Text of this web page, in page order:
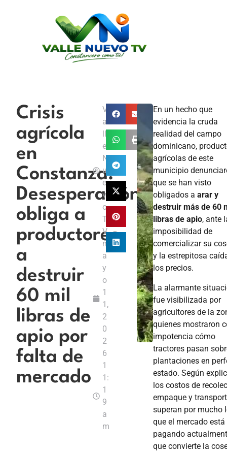
Crisis
agrícola
en
Constanza:
Desesperación
obliga a
productores
a
destruir
60 mil
libras de
apio por
falta de
mercado
V
a
e
N
u
e
v
o
T
V
m
a
y
o
1
1,
2
0
2
6
1
1:
1
9
a
m
En un hecho que
evidencia la cruda
realidad del campo
dominicano,
agrícolas de este
municipio
que se han visto
obligados a arar y
destruir más de 60
libras de apio, ante
imposibilidad de
comercializar su
y la estrepitosa
los precios.
La alarmante
fue visibilizada por
agricultores de la
quienes mostraron
impotencia cómo
tractores pasan
plantaciones en
estado. Según
los costos de
empaque y
superan por mucho
que el mercado está
pagando
que convierte la